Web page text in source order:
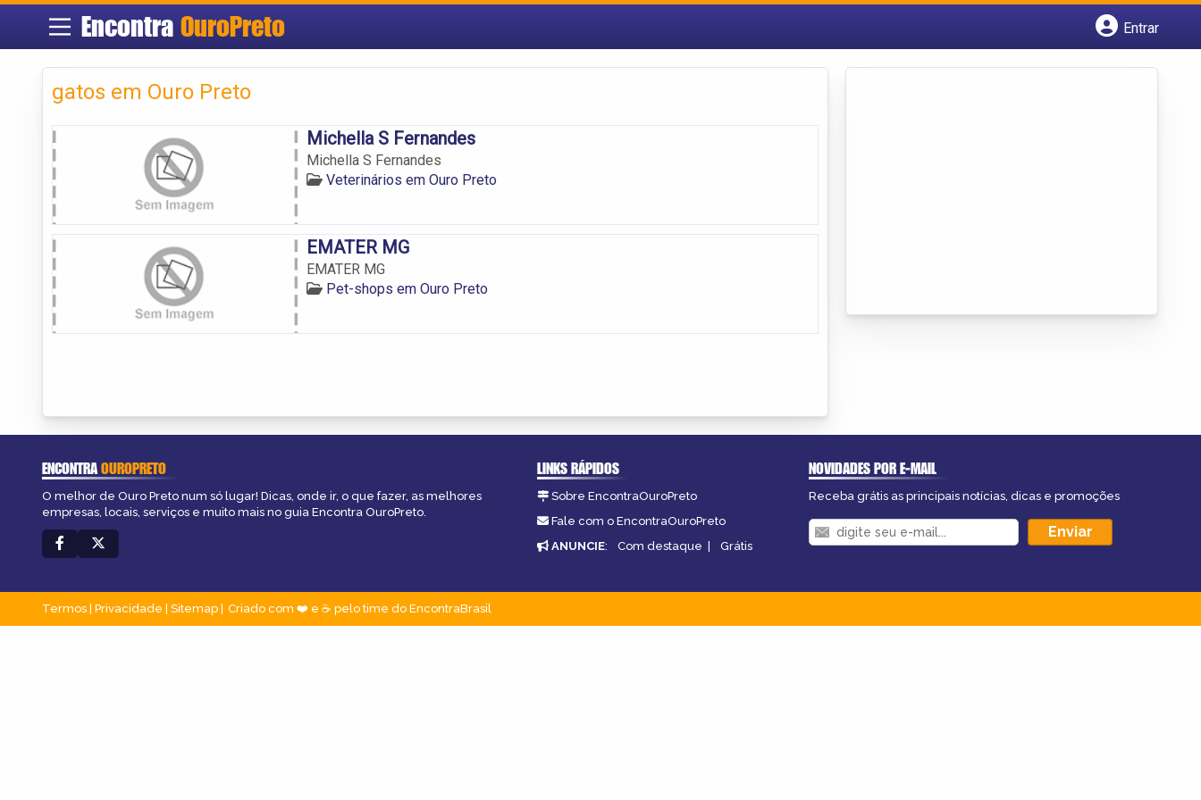
Encontra OuroPreto
Entrar
gatos em Ouro Preto
Michella S Fernandes
Michella S Fernandes
Veterinários em Ouro Preto
EMATER MG
EMATER MG
Pet-shops em Ouro Preto
ENCONTRAOUROPRETO
O melhor de Ouro Preto num só lugar! Dicas, onde ir, o que fazer, as melhores
empresas, locais, serviços e muito mais no guia Encontra OuroPreto.
LINKS RÁPIDOS
Sobre EncontraOuroPreto
Fale com o EncontraOuroPreto
ANUNCIE: Com destaque | Grátis
NOVIDADES POR E-MAIL
Receba grátis as principais notícias, dicas e promoções
Termos Privacidade Sitemap Criado com ❤️ e ☕ pelo time do EncontraBrasil